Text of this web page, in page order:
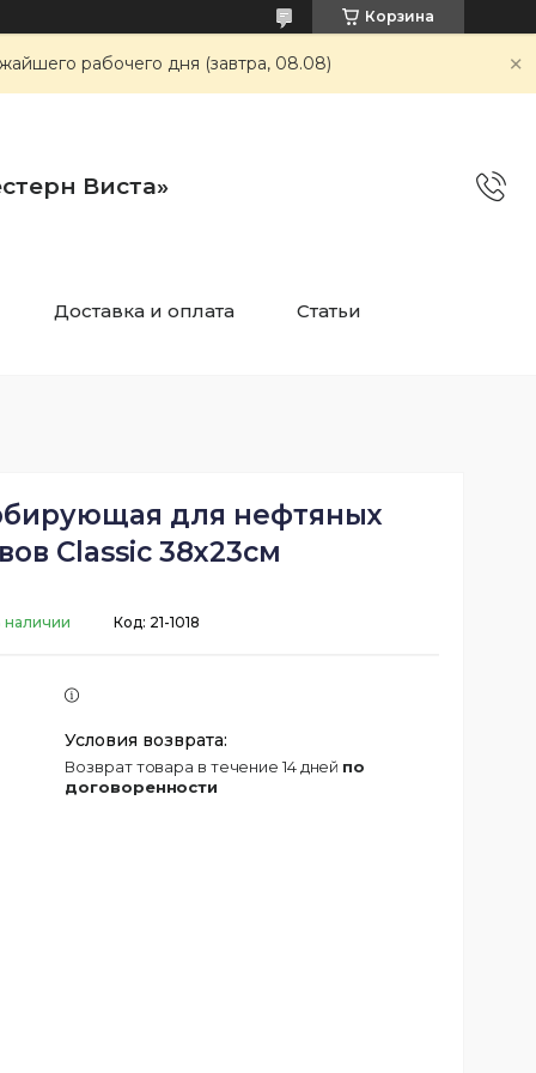
Корзина
рабочего дня (завтра, 08.08)
Виста»
Доставка и оплата Статьи
для нефтяных
Classic 38х23см
наличии Код: 21-1018
возврат товара в течение 14 дней по
договоренности